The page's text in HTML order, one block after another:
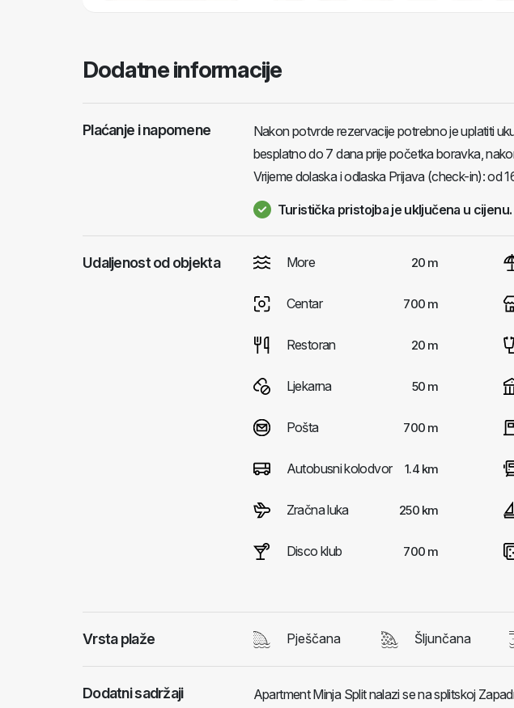
Dodatne informacije
Plaćanje i napomene
Nakon potvrde rezervacije potrebno je uplatiti
besplatno do 7 dana prije početka boravka,
Vrijeme dolaska i odlaska Prijava (check-in): od
Turistička pristojba je uključena u cijenu.
Udaljenost od objekta More 20 m
Centar 700 m
Restoran 20 m
Ljekarna 50 m
Pošta 700 m
Autobusni kolodvor 1.4 km
Zračna luka 250 km
Disco klub 700 m
Vrsta plaže Pješčana Šljunčana
Dodatni sadržaji
Apartment Minja Split nalazi se na splitskoj